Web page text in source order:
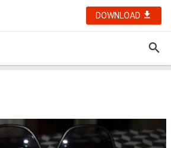
DOWNLOAD